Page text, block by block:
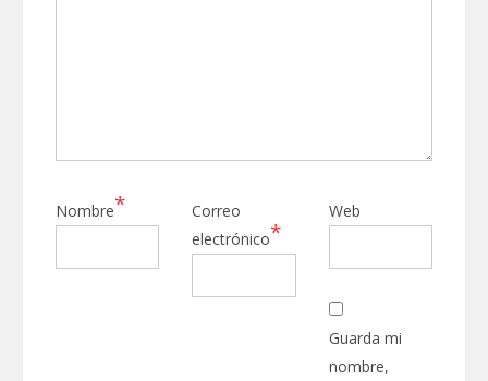
Nombre*
Correo
electrónico*
Web
Guarda mi
nombre,